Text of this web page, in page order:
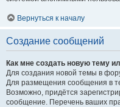
Вернуться к началу
Создание сообщений
Как мне создать новую тему
Для создания новой темы в
Для размещения сообщения в
Возможно, придётся
сообщение. Перечень ваших